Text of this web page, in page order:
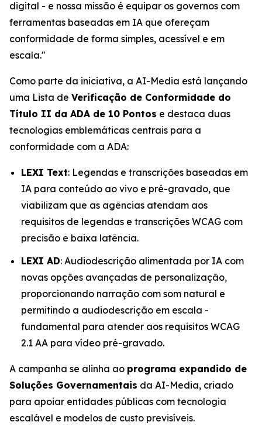
digital - e nossa missão é equipar os governos com
ferramentas baseadas em IA que ofereçam
conformidade de forma simples, acessível e em
escala."
Como parte da iniciativa, a AI-Media está lançando
uma Lista de Verificação de Conformidade do
Título II da ADA de 10 Pontos e destaca duas
tecnologias emblemáticas centrais para a
conformidade com a ADA:
LEXI Text: Legendas e transcrições baseadas em
IA para conteúdo ao vivo e pré-gravado, que
viabilizam que as agências atendam aos
requisitos de legendas e transcrições WCAG com
precisão e baixa latência.
LEXI AD: Audiodescrição alimentada por IA com
novas opções avançadas de personalização,
proporcionando narração com som natural e
permitindo a audiodescrição em escala -
fundamental para atender aos requisitos WCAG
2.1 AA para vídeo pré-gravado.
A campanha se alinha ao programa expandido de
Soluções Governamentais da AI-Media, criado
para apoiar entidades públicas com tecnologia
escalável e modelos de custo previsíveis.